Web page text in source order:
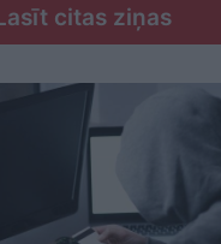
citas ziņas